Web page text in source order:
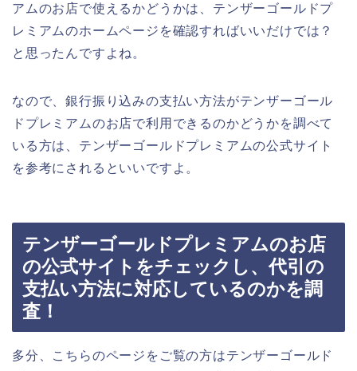
アムのお店で使えるかどうかは、テンザーゴールドプ
レミアムのホームページを確認すればいいだけでは？
と思ったんですよね。
なので、銀行振り込みの支払い方法がテンザーゴール
ドプレミアムのお店で利用できるのかどうかを調べて
いる方は、テンザーゴールドプレミアムの公式サイト
を参考にされるといいですよ。
テンザーゴールドプレミアムのお店
の公式サイトをチェックし、代引の
支払い方法に対応しているのかを調
査！
多分、こちらのページをご覧の方はテンザーゴールド